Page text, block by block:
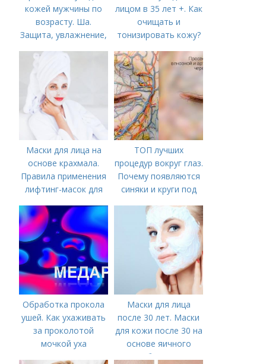
кожей мужчины по
возрасту. Ша.
Защита, увлажнение,
лицом в 35 лет +. Как
очищать и
тонизировать кожу?
Маски для лица на
основе крахмала.
Правила применения
лифтинг-масок для
ТОП лучших
процедур вокруг глаз.
Почему появляются
синяки и круги под
Обработка прокола
ушей. Как ухаживать
за проколотой
мочкой уха
Маски для лица
после 30 лет. Маски
для кожи после 30 на
основе яичного
белка